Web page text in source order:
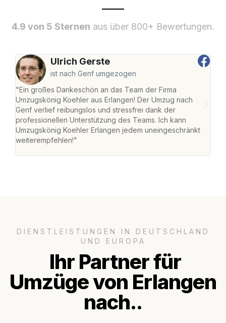
4.9 von 5 Sternen aus über 800+ Bewertungen.
Ulrich Gerste
ist nach Genf umgezogen
"Ein großes Dankeschön an das Team der Firma
Umzugskönig Koehler aus Erlangen! Der Umzug nach
Genf verlief reibungslos und stressfrei dank der
professionellen Unterstützung des Teams. Ich kann
Umzugskönig Koehler Erlangen jedem uneingeschränkt
weiterempfehlen!"
DIENSTLEISTUNGEN IN DEUTSCHLAND
UND EUROPA
Ihr Partner für
Umzüge von Erlangen
nach..